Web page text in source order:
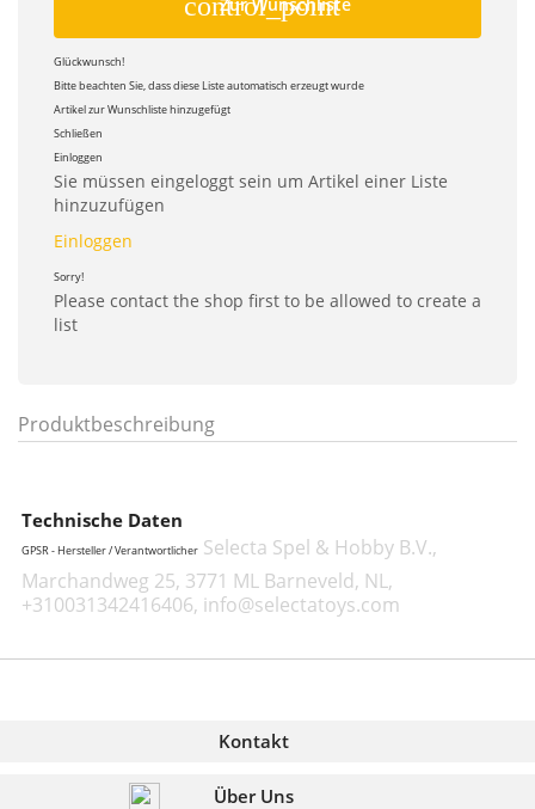
Glückwunsch!
Bitte beachten Sie, dass diese Liste automatisch erzeugt wurde
Artikel zur Wunschliste hinzugefügt
Schließen
Einloggen
Sie müssen eingeloggt sein um Artikel einer Liste
hinzuzufügen
Einloggen
Sorry!
Please contact the shop first to be allowed to create a
list
Produktbeschreibung
Technische Daten
GPSR - Hersteller / Verantwortlicher Selecta Spel & Hobby B.V.,
Marchandweg 25, 3771 ML Barneveld, NL,
+310031342416406, info@selectatoys.com
Kontakt
Über Uns